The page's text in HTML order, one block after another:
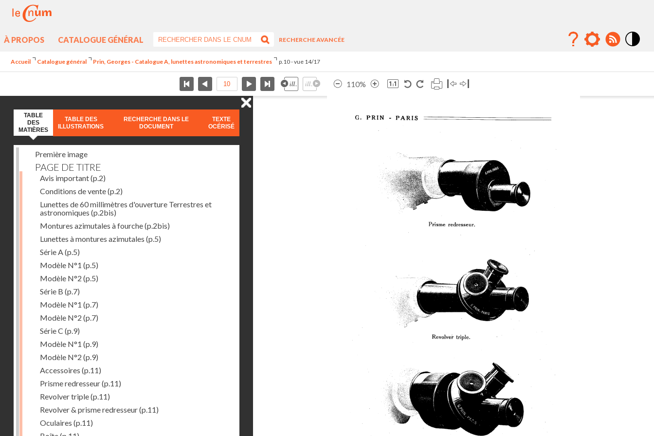
À PROPOS CATALOGUE GÉNÉRAL
RECHERCHE AVANCÉE
Accueil Catalogue général Prin, Georges - Catalogue A, lunettes astronomiques et terrestres p.10 - vue 14/17
110%
TABLE
DES
MATIÈRES
TABLE DES
ILLUSTRATIONS
RECHERCHE DANS LE
DOCUMENT
TEXTE
OCÉRISÉ
Première image
PAGE DE TITRE
Avis important(p.2)
Conditions de vente(p.2)
Lunettes de 60 millimètres d'ouverture Terrestres et
astronomiques (p.2bis)
Montures azimutales à fourche(p.2bis)
Lunettes à montures azimutales (p.5)
Série A(p.5)
Modèle N°1 (p.5)
Modèle N°2 (p.5)
Série B (p.7)
Modèle N°1 (p.7)
Modèle N°2 (p.7)
Série C (p.9)
Modèle N°1 (p.9)
Modèle N°2 (p.9)
Accessoires (p.11)
Prisme redresseur(p.11)
Revolver triple(p.11)
Revolver & prisme redresseur(p.11)
Oculaires (p.11)